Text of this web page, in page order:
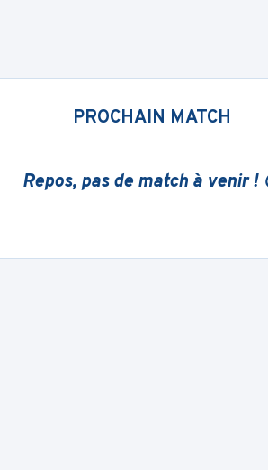
PROCHAIN MATCH
Repos, pas de match à venir !